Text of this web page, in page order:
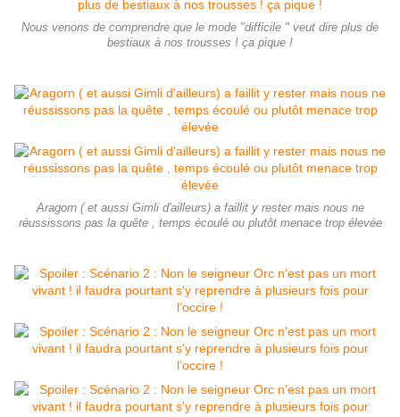
Nous venons de comprendre que le mode "difficile " veut dire plus de
bestiaux à nos trousses ! ça pique !
Aragorn ( et aussi Gimli d'ailleurs) a faillit y rester mais nous ne
réussissons pas la quête , temps écoulé ou plutôt menace trop élevée